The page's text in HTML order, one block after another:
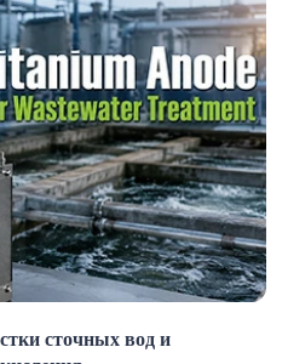
сточных вод и